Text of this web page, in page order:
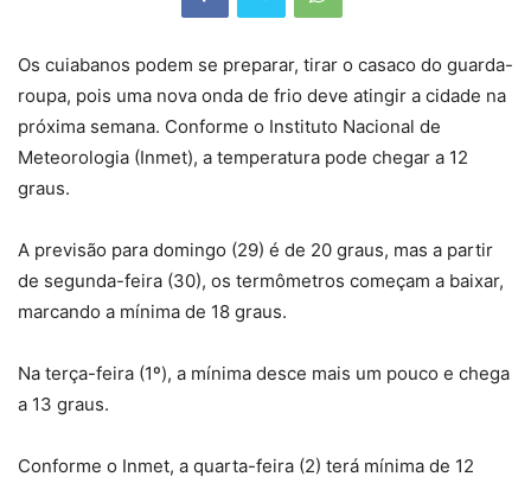
Os cuiabanos podem se preparar, tirar o casaco do guarda-
roupa, pois uma nova onda de frio deve atingir a cidade na
próxima semana. Conforme o Instituto Nacional de
Meteorologia (Inmet), a temperatura pode chegar a 12
graus.
A previsão para domingo (29) é de 20 graus, mas a partir
de segunda-feira (30), os termômetros começam a baixar,
marcando a mínima de 18 graus.
Na terça-feira (1º), a mínima desce mais um pouco e chega
a 13 graus.
Conforme o Inmet, a quarta-feira (2) terá mínima de 12